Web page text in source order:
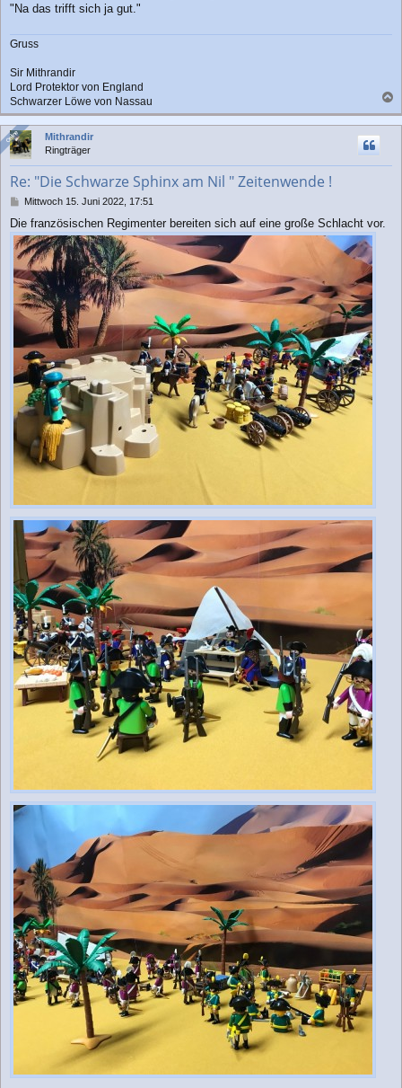
"Na das trifft sich ja gut."
Gruss
Sir Mithrandir
Lord Protektor von England
Schwarzer Löwe von Nassau
a
c
Mithrandir
Ringträger
Re: "Die Schwarze Sphinx am Nil " Zeitenwende !
B
i
t
r
a
g
Mittwoch 15. Juni 2022, 17:51
Die französischen Regimenter bereiten sich auf eine große Schlacht vor.
Online
Online